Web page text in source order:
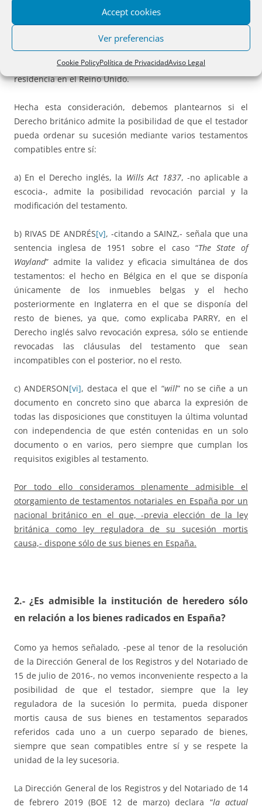
Accept cookies
Ver preferencias
Cookie PolicyPolítica de PrivacidadAviso Legal
caso, las normas de conflicto del Derecho británico no nos
permitirían determinar que ordenamiento británico sería
aplicable en virtud de dicha elección de ley. SANCHEZ
LORENZO[iv], propone acudir en estos casos, bien al
de origen o bien al correspondiente a su última
residencia en el Reino Unido.
Hecha esta consideración, debemos plantearnos si el
Derecho británico admite la posibilidad de que el testador
pueda ordenar su sucesión mediante varios testamentos
compatibles entre sí:
a) En el Derecho inglés, la Wills Act 1837, -no aplicable a
escocia-, admite la posibilidad revocación parcial y la
modificación del testamento.
b) RIVAS DE ANDRÉS[v], -citando a SAINZ,- señala que una
sentencia inglesa de 1951 sobre el caso “The State of
Wayland” admite la validez y eficacia simultánea de dos
testamentos: el hecho en Bélgica en el que se disponía
únicamente de los inmuebles belgas y el hecho
posteriormente en Inglaterra en el que se disponía del
resto de bienes, ya que, como explicaba PARRY, en el
Derecho inglés salvo revocación expresa, sólo se entiende
revocadas las cláusulas del testamento que sean
incompatibles con el posterior, no el resto.
c) ANDERSON[vi], destaca el que el “will” no se ciñe a un
documento en concreto sino que abarca la expresión de
todas las disposiciones que constituyen la última voluntad
con independencia de que estén contenidas en un solo
documento o en varios, pero siempre que cumplan los
requisitos exigibles al testamento.
Por todo ello consideramos plenamente admisible el
otorgamiento de testamentos notariales en España por un
nacional británico en el que, -previa elección de la ley
británica como ley reguladora de su sucesión mortis
causa,- dispone sólo de sus bienes en España.
2.-¿Es admisible la institución de heredero sólo
en relación a los bienes radicados en España?
Como ya hemos señalado, -pese al tenor de la resolución
de la Dirección General de los Registros y del Notariado de
15 de julio de 2016-, no vemos inconveniente respecto a la
posibilidad de que el testador, siempre que la ley
reguladora de la sucesión lo permita, pueda disponer
mortis causa de sus bienes en testamentos separados
referidos cada uno a un cuerpo separado de bienes,
siempre que sean compatibles entre sí y se respete la
unidad de la ley sucesoria.
La Dirección General de los Registros y del Notariado de 14
de febrero 2019 (BOE 12 de marzo) declara “la actual